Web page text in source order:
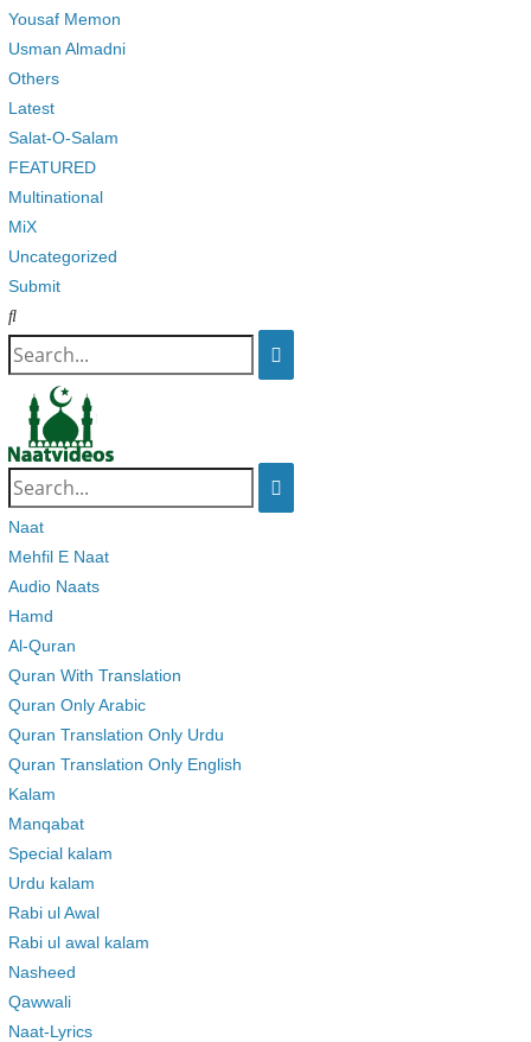
Yousaf Memon
Usman Almadni
Others
Latest
Salat-O-Salam
FEATURED
Multinational
MiX
Uncategorized
Submit
Search
for:
Search
for:
Naat
Mehfil E Naat
Audio Naats
Hamd
Al-Quran
Quran With Translation
Quran Only Arabic
Quran Translation Only Urdu
Quran Translation Only English
Kalam
Manqabat
Special kalam
Urdu kalam
Rabi ul Awal
Rabi ul awal kalam
Nasheed
Qawwali
Naat-Lyrics